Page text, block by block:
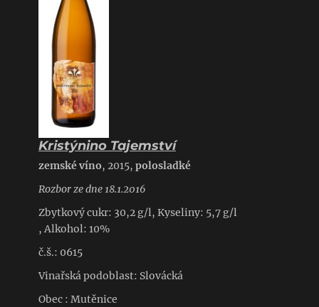
Kristýnino Tajemství
zemské víno, 2015, polosladké
Rozbor ze dne 18.1.2016
Zbytkový cukr: 30,2 g/l, Kyseliny: 5,7 g/l
, Alkohol: 10%
č.š.: 0615
Vinařská podoblast: Slovácká
Obec : Mutěnice